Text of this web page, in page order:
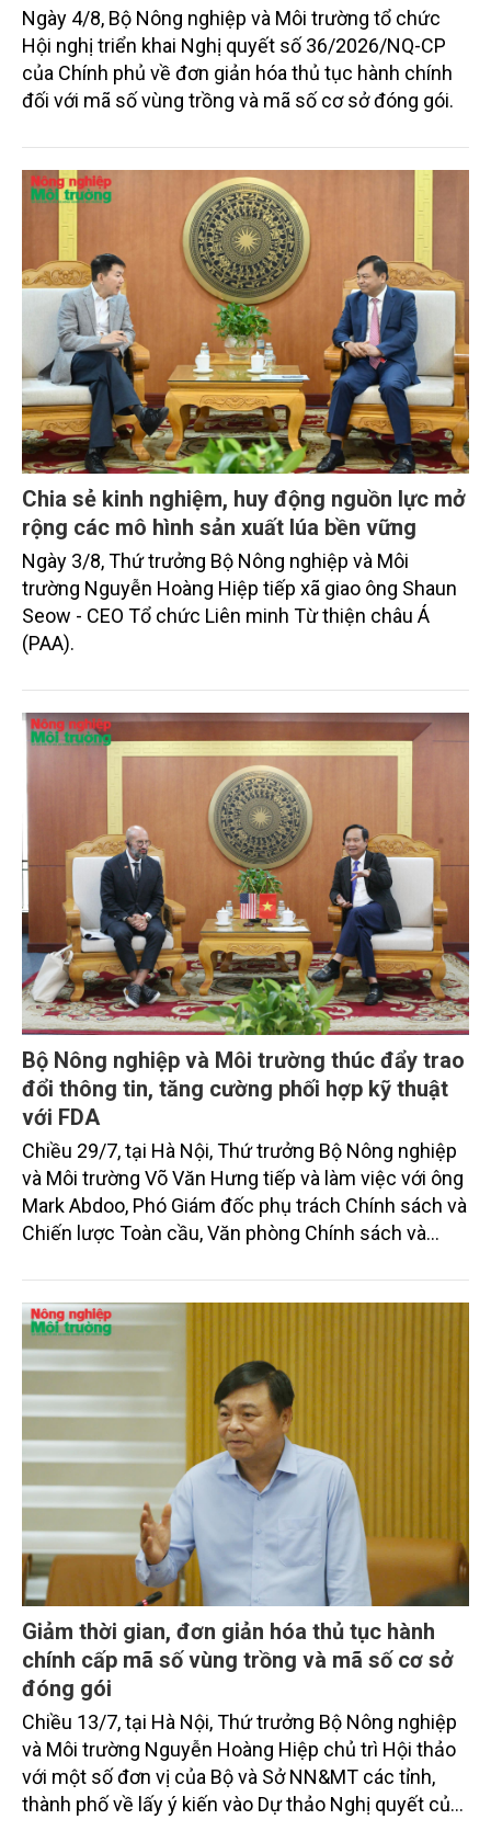
Ngày 4/8, Bộ Nông nghiệp và Môi trường tổ chức
Hội nghị triển khai Nghị quyết số 36/2026/NQ-CP
của Chính phủ về đơn giản hóa thủ tục hành chính
đối với mã số vùng trồng và mã số cơ sở đóng gói.
Chia sẻ kinh nghiệm, huy động nguồn lực mở
rộng các mô hình sản xuất lúa bền vững
Ngày 3/8, Thứ trưởng Bộ Nông nghiệp và Môi
trường Nguyễn Hoàng Hiệp tiếp xã giao ông Shaun
Seow - CEO Tổ chức Liên minh Từ thiện châu Á
(PAA).
Bộ Nông nghiệp và Môi trường thúc đẩy trao
đổi thông tin, tăng cường phối hợp kỹ thuật
với FDA
Chiều 29/7, tại Hà Nội, Thứ trưởng Bộ Nông nghiệp
và Môi trường Võ Văn Hưng tiếp và làm việc với ông
Mark Abdoo, Phó Giám đốc phụ trách Chính sách và
Chiến lược Toàn cầu, Văn phòng Chính sách và
và Dược phẩm Hoa Kỳ (FDA).
Giảm thời gian, đơn giản hóa thủ tục hành
chính cấp mã số vùng trồng và mã số cơ sở
đóng gói
Chiều 13/7, tại Hà Nội, Thứ trưởng Bộ Nông nghiệp
và Môi trường Nguyễn Hoàng Hiệp chủ trì Hội thảo
với một số đơn vị của Bộ và Sở NN&MT các tỉnh,
thành phố về lấy ý kiến vào Dự thảo Nghị quyết của